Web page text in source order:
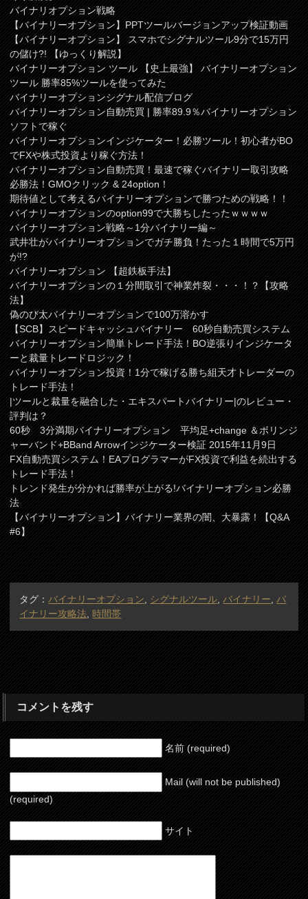
バイナリオプション戦略
【バイナリーオプション】PPTツールバージョンアップ検証動画
【バイナリーオプション】 スマホでシグナルツール9分で15万円
の儲け?! 【ゆっくり解説】
バイナリーオプション ツール 【史上最強】 バイナリーオプション
ツール 勝率85%ツールを使ってみた
バイナリーオプションシグナル配信ブログ
バイナリーオプション自動売買 | 勝率89.9％バイナリーオプション
ソフトで稼ぐ
バイナリーオプションインジケーター！必勝ツール！初心者がBO
でFXや株式投資より稼ぐ方法！
バイナリーオプション自動売買！最速で稼ぐバイナリー取引攻略
必勝法！GMOクリック & 24option！
期待値として考えるバイナリーオプションで勝つための戦略！！
バイナリーオプションのoption99で大勝ちしたったｗｗｗｗ
バイナリーオプション戦略～1分バイナリー編～
武井壮がバイナリーオプションでガチ勝負！たった１時間で5万円
が!?
バイナリーオプション 【超鉄板手法】
バイナリーオプションの１分間取引で神業炸裂・・・！？【攻略
法】
偽のび太バイナリーオプションで100万溶かす
【SCB】スピードキャッシュバイナリー 60秒自動売買システム
バイナリーオプション簡単トレード手法！BO逆張りインジケータ
ーと裁量トレードロジック！
バイナリーオプション投資！1分で稼げる勝ち組天才トレーダーの
トレード手法！
|ツールと裁量を融合した・エキスパートバイナリー|のレビュー・
評判は？
60秒 3分満期バイナリーオプション 平均足+change ＆ボリンジ
ャーバンド+BBand Arrowインジケーター検証 2015年11月9日
FX自動売買システム！EAプログラマーがFX投資で利益を続出する
トレード手法！
トレンド発生が分かれば勝率が上がる!バイナリーオプション必勝
法
【バイナリーオプション】バイナリー業界の闇、大暴露！【Q&A
#6】
タグ： バイナリーオプション シグナルツール バイナリー
バ
イナリー攻略法 時間帯
コメントを残す
名前 (required)
Mail (will not be published)
(required)
サイト